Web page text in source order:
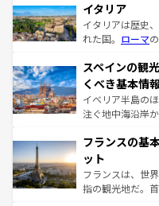
イタリア
イタリアは歴史
れた国。 ローマ
ろん、トスカー
景など、自然景
ピザやパスタな
できる。朝目覚
なお、新着のイ
しい。
スペインの観
くべき基本情
イベリア半島の
注ぐ地中海沿岸
文化が根付くこ
れる闘牛、そし
る。首都マドリ
アートに溢れた
フランスの基
ット
フランスは、世
指の観光地だ。